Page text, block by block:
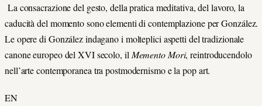
La consacrazione del gesto, della pratica meditativa, del lavoro, la
caducità del momento sono elementi di contemplazione per González.
Le opere di González indagano i molteplici aspetti del tradizionale
canone europeo del XVI secolo, ilMemento Mori, reintroducendolo
nell’arte contemporanea tra postmodernismo e la pop art.
EN